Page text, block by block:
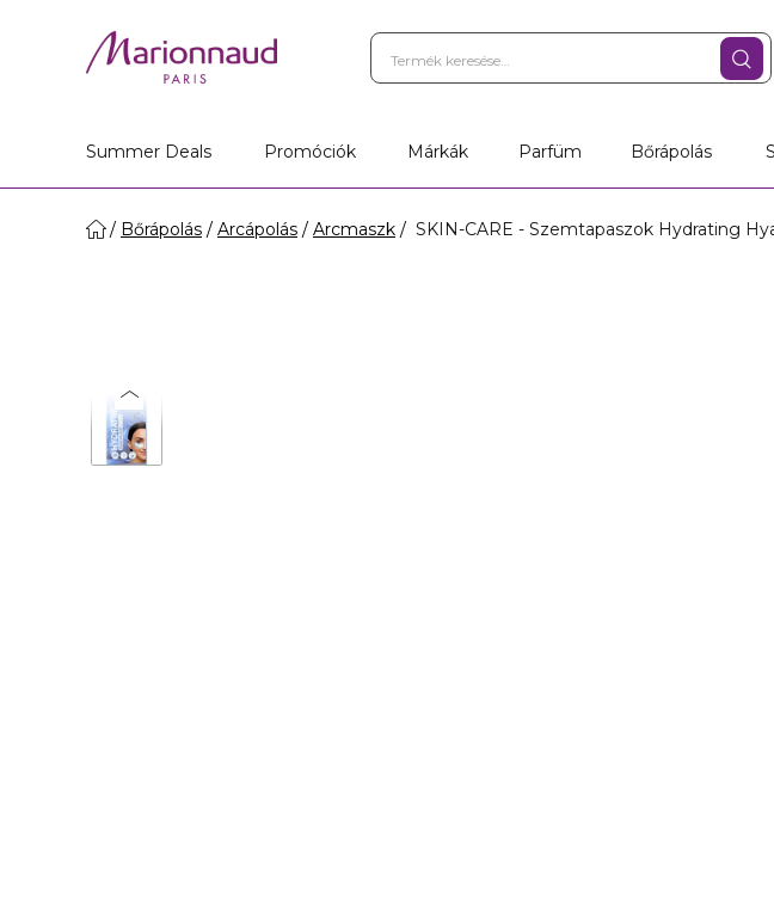
Summer Deals Promóciók Márkák Parfüm Bőrápolás
Bőrápolás Arcápolás Arcmaszk SKIN-CARE - Szemtapaszok Hydrating